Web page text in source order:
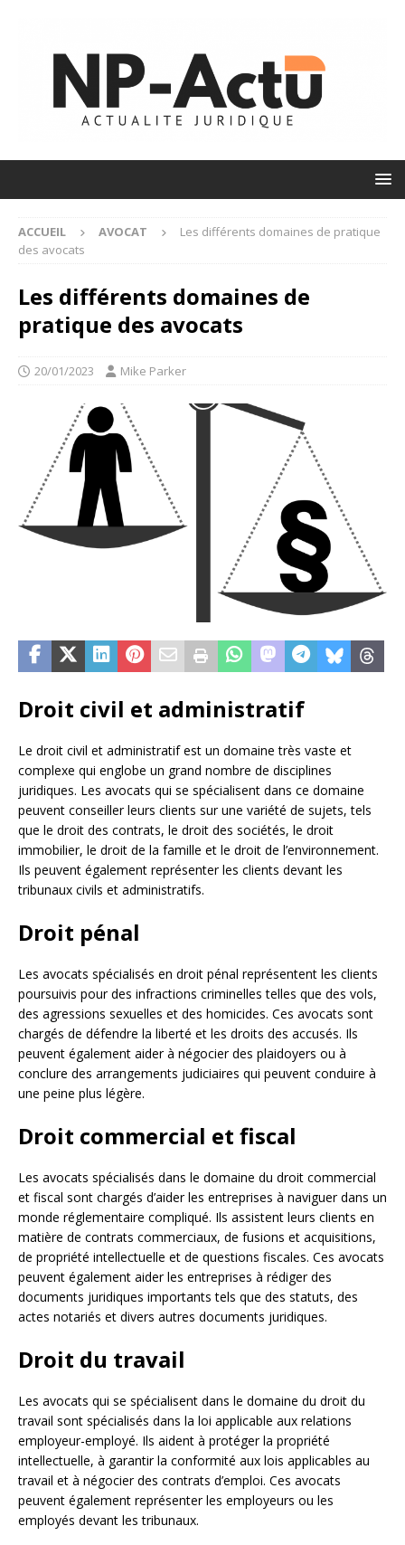
ACCUEIL AVOCAT
Les différents domaines de pratique
des avocats
Les différents domaines de
pratique des avocats
20/01/2023 Mike Parker
Droit civil et administratif
Le droit civil et administratif est un domaine très vaste et
complexe qui englobe un grand nombre de disciplines
juridiques. Les avocats qui se spécialisent dans ce domaine
peuvent conseiller leurs clients sur une variété de sujets, tels
que le droit des contrats, le droit des sociétés, le droit
immobilier, le droit de la famille et le droit de l’environnement.
Ils peuvent également représenter les clients devant les
tribunaux civils et administratifs.
Droit pénal
Les avocats spécialisés en droit pénal représentent les clients
poursuivis pour des infractions criminelles telles que des vols,
des agressions sexuelles et des homicides. Ces avocats sont
chargés de défendre la liberté et les droits des accusés. Ils
peuvent également aider à négocier des plaidoyers ou à
conclure des arrangements judiciaires qui peuvent conduire à
une peine plus légère.
Droit commercial et fiscal
Les avocats spécialisés dans le domaine du droit commercial
et fiscal sont chargés d’aider les entreprises à naviguer dans un
monde réglementaire compliqué. Ils assistent leurs clients en
matière de contrats commerciaux, de fusions et acquisitions,
de propriété intellectuelle et de questions fiscales. Ces avocats
peuvent également aider les entreprises à rédiger des
documents juridiques importants tels que des statuts, des
actes notariés et divers autres documents juridiques.
Droit du travail
Les avocats qui se spécialisent dans le domaine du droit du
travail sont spécialisés dans la loi applicable aux relations
employeur-employé. Ils aident à protéger la propriété
intellectuelle, à garantir la conformité aux lois applicables au
travail et à négocier des contrats d’emploi. Ces avocats
peuvent également représenter les employeurs ou les
employés devant les tribunaux.